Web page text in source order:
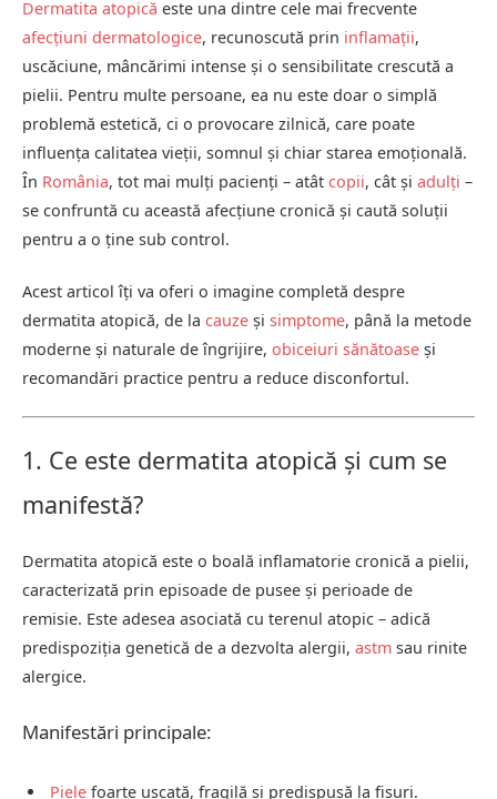
Dermatita atopică este una dintre cele mai frecvente
afecțiuni dermatologice, recunoscută prin inflamații,
uscăciune, mâncărimi intense și o sensibilitate crescută a
pielii. Pentru multe persoane, ea nu este doar o simplă
problemă estetică, ci o provocare zilnică, care poate
influența calitatea vieții, somnul și chiar starea emoțională.
În România, tot mai mulți pacienți – atât copii, cât și adulți –
se confruntă cu această afecțiune cronică și caută soluții
pentru a o ține sub control.
Acest articol îți va oferi o imagine completă despre
dermatita atopică, de la cauze și simptome, până la metode
moderne și naturale de îngrijire, obiceiuri sănătoase și
recomandări practice pentru a reduce disconfortul.
1. Ce este dermatita atopică și cum se
manifestă?
Dermatita atopică este o boală inflamatorie cronică a pielii,
caracterizată prin episoade de pusee și perioade de
remisie. Este adesea asociată cu terenul atopic – adică
predispoziția genetică de a dezvolta alergii, astm sau rinite
alergice.
Manifestări principale:
Piele foarte uscată, fragilă și predispusă la fisuri.